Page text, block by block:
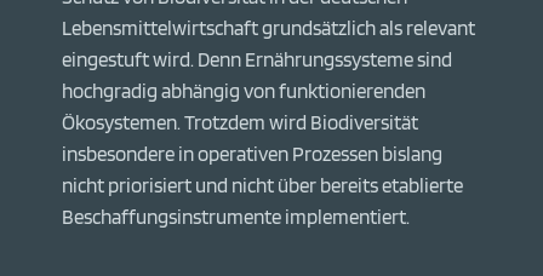
Lebensmittelwirtschaft grundsätzlich als relevant
eingestuft wird. Denn Ernährungssysteme sind
hochgradig abhängig von funktionierenden
Ökosystemen. Trotzdem wird Biodiversität
insbesondere in operativen Prozessen bislang
nicht priorisiert und nicht über bereits etablierte
Beschaffungsinstrumente implementiert.